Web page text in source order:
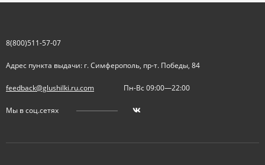
8(800)511-57-07
Адрес пункта выдачи: г. Симферополь, пр-т. Победы, 84
feedback@glushilki.ru.com Пн-Вс 09:00—22:00
Мы в соц.сетях